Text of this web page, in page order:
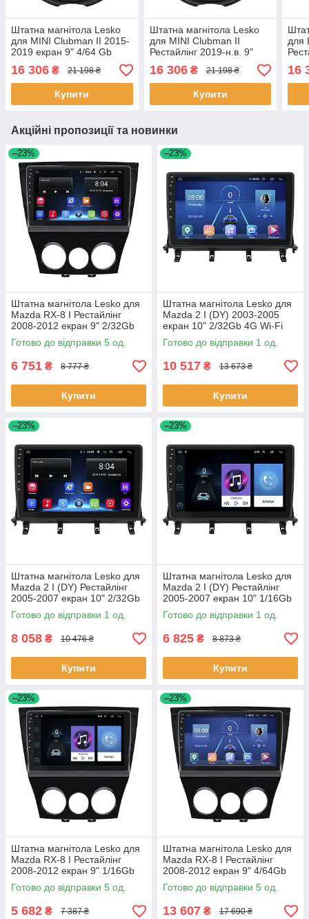
Штатна магнітола Lesko
для MINI Clubman II 2015-
2019 екран 9" 4/64 Gb
CarPlay 4G Wi-Fi GPS
Prime 1 шт.
16 306 ₴ 21 198 ₴
Купити
Штатна магнітола Lesko
для MINI Clubman II
Рестайлінг 2019-н.в. 9"
4/64Gb CarPlay 4G Wi-Fi
GPS Prime 1 шт.
16 306₴ 21 198 ₴
Купити
для
4G
16
Акційні пропозиції та новинки
–23%
Штатна магнітола Lesko для
Mazda RX-8 I Рестайлінг
2008-2012 екран 9" 2/32Gb
Wi-Fi GPS Base 5 шт.
Готово до відправки 5 од.
6 751 ₴ 8 777 ₴
Купити
–23%
Штатна магнітола Lesko для
Mazda 2 I (DY) 2003-2005
екран 10" 2/32Gb 4G Wi-Fi
GPS Top 1 шт.
Готово до відправки 1 од.
10 517 ₴ 13 673 ₴
Купити
–23%
Штатна магнітола Lesko для
Mazda 2 I (DY) Рестайлінг
2005-2007 екран 10" 2/32Gb
Wi-Fi GPS Base 1 шт.
Готово до відправки 1 од.
8 058 ₴ 10 476 ₴
Купити
–23%
Штатна магнітола Lesko для
Mazda 2 I (DY) Рестайлінг
2005-2007 екран 10" 1/16Gb
Wi-Fi GPS Base 1 шт.
Готово до відправки 1 од.
6 825 ₴ 8 873 ₴
Купити
–23%
Штатна магнітола Lesko для
Mazda RX-8 I Рестайлінг
2008-2012 екран 9" 1/16Gb
Wi-Fi GPS Base 5 шт.
Готово до відправки 5 од.
5 682 ₴ 7 387 ₴
–23%
Штатна магнітола Lesko для
Mazda RX-8 I Рестайлінг
2008-2012 екран 9" 4/64Gb
4G Wi-Fi GPS Top 5 шт.
Готово до відправки 5 од.
13 607 ₴ 17 690 ₴